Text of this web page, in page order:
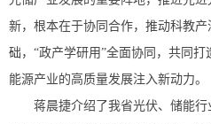
新，根本在于协同合作，推动科教
础，“政产学研用”全面协同，共同
能源产业的高质量发展注入新动力。
蒋晨捷介绍了我省光伏、储能